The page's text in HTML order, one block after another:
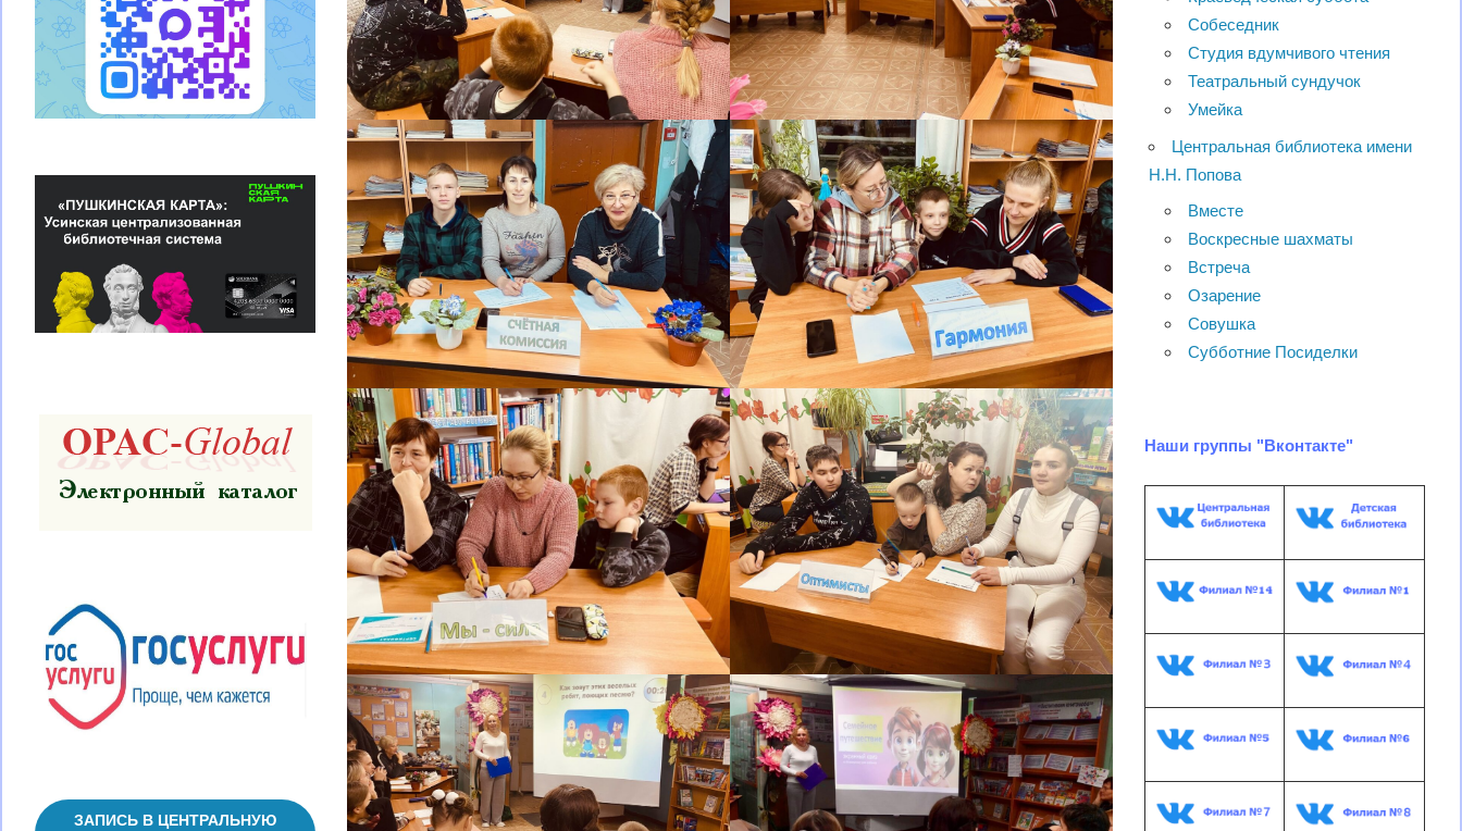
ЗАПИСЬ В ЦЕНТРАЛЬНУЮ
Собеседник
Студия вдумчивого чтения
Театральный сундучок
Умейка
Центральная библиотека имени
Н.Н. Попова
Вместе
Воскресные шахматы
Встреча
Озарение
Совушка
Субботние Посиделки
Наши группы "Вконтакте"